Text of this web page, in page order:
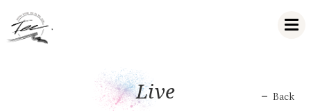
Live Back